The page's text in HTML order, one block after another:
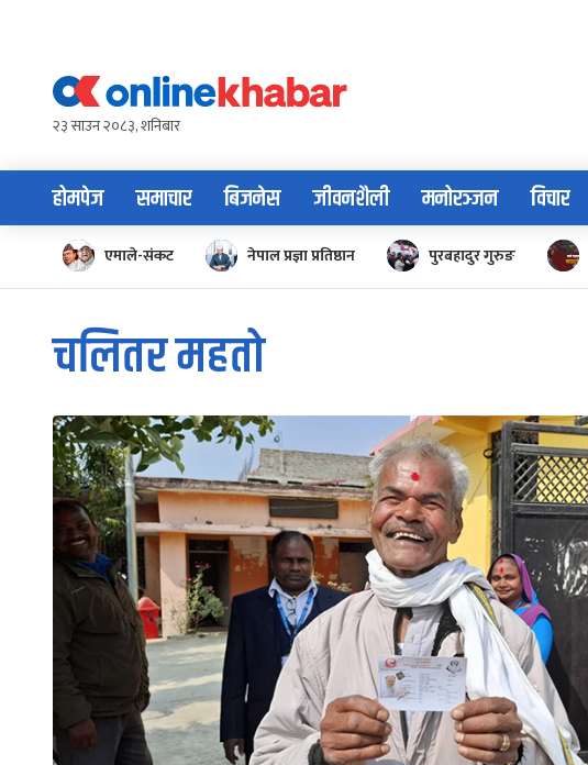
content२३ साउन २०८३, शनिबार
होमपेज समाचार बिजनेस जीवनशैली मनोरञ्जन विचार
एमाले-संकट नेपाल प्रज्ञा प्रतिष्ठान पुरबहादुर गुरुङ
चलितर महतो